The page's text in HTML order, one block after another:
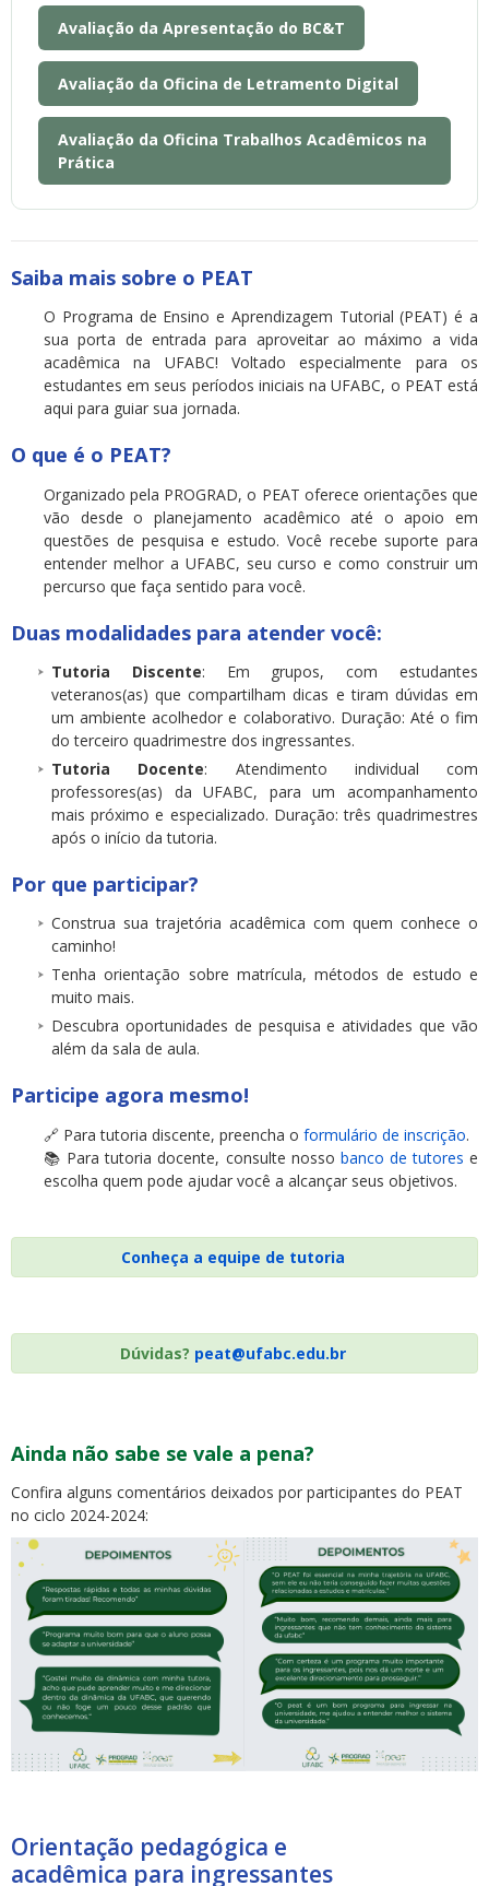
Avaliação da Apresentação do BC&T
Avaliação da Oficina de Letramento Digital
Avaliação da Oficina Trabalhos Acadêmicos na
Prática
Saiba mais sobre o PEAT
O Programa de Ensino e Aprendizagem Tutorial (PEAT) é a
sua porta de entrada para aproveitar ao máximo a vida
acadêmica na UFABC! Voltado especialmente para os
estudantes em seus períodos iniciais na UFABC, o PEAT está
aqui para guiar sua jornada.
O que é o PEAT?
Organizado pela PROGRAD, o PEAT oferece orientações que
vão desde o planejamento acadêmico até o apoio em
questões de pesquisa e estudo. Você recebe suporte para
entender melhor a UFABC, seu curso e como construir um
percurso que faça sentido para você.
Duas modalidades para atender você:
Tutoria Discente: Em grupos, com estudantes
veteranos(as) que compartilham dicas e tiram dúvidas em
um ambiente acolhedor e colaborativo. Duração: Até o fim
do terceiro quadrimestre dos ingressantes.
Tutoria Docente: Atendimento individual com
professores(as) da UFABC, para um acompanhamento
mais próximo e especializado. Duração: três quadrimestres
após o início da tutoria.
Por que participar?
Construa sua trajetória acadêmica com quem conhece o
caminho!
Tenha orientação sobre matrícula, métodos de estudo e
muito mais.
Descubra oportunidades de pesquisa e atividades que vão
além da sala de aula.
Participe agora mesmo!
🔗 Para tutoria discente, preencha o formulário de inscrição.
📚 Para tutoria docente, consulte nosso banco de tutores e
escolha quem pode ajudar você a alcançar seus objetivos.
Conheça a equipe de tutoria
Dúvidas? peat@ufabc.edu.br
Ainda não sabe se vale a pena?
Confira alguns comentários deixados por participantes do PEAT
no ciclo 2024-2024:
Orientação pedagógica e
acadêmica para ingressantes